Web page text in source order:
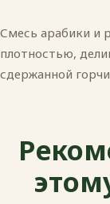
Смесь арабики и
плотностью,
сдержанной